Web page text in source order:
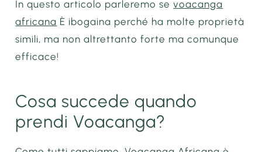
In questo articolo parleremo sevoacanga
africana È ibogaina perché ha molte proprietà
simili, ma non altrettanto forte ma comunque
efficace!
Cosa succede quando
prendi Voacanga?